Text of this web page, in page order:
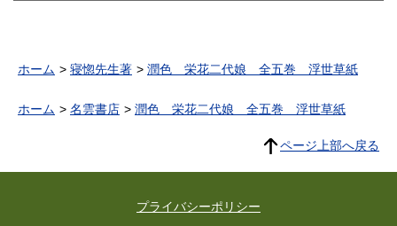
ホーム 寝惚先生著 潤色 栄花二代娘 全五巻 浮世草紙
ホーム 名雲書店 潤色 栄花二代娘 全五巻 浮世草紙
ページ上部へ戻る
プライバシーポリシー